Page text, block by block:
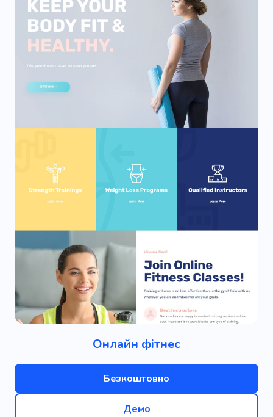
Онлайн фітнес
Безкоштовно
Демо